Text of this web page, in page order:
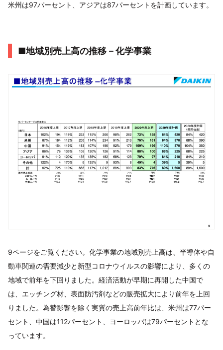
米州は97パーセント、アジアは87パーセントを計画しています。
■地域別売上高の推移－化学事業
9ページをご覧ください。化学事業の地域別売上高は、半導体や自
動車関連の需要減少と新型コロナウイルスの影響により、多くの
地域で前年を下回りました。経済活動が早期に再開した中国で
は、エッチング材、表面防汚剤などの販売拡大により前年を上回
りました。為替影響を除く実質の売上高前年比は、米州は77パー
セント、中国は112パーセント、ヨーロッパは79パーセントとな
っています。